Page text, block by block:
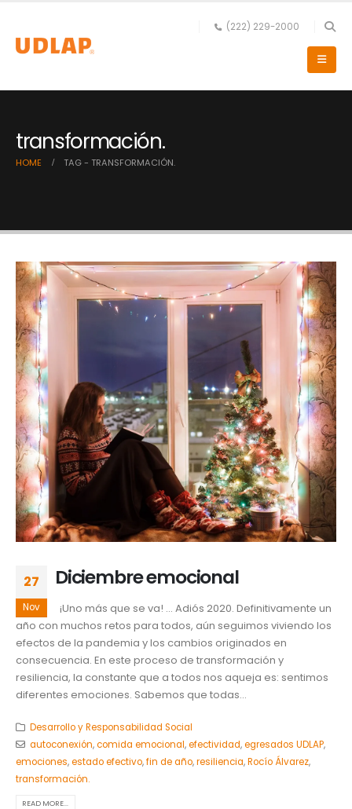
(222) 229-2000
transformación.
HOME TAG - TRANSFORMACIÓN.
27
Nov
Diciembre emocional
¡Uno más que se va! … Adiós 2020. Definitivamente un
año con muchos retos para todos, aún seguimos viviendo los
efectos de la pandemia y los cambios originados en
consecuencia. En este proceso de transformación y
resiliencia, la constante que a todos nos aqueja es: sentimos
diferentes emociones. Sabemos que todas...
Desarrollo y Responsabilidad Social
autoconexión,comida emocional,efectividad,egresados UDLAP,
emociones,estado efectivo,fin de año,resiliencia,Rocío Álvarez,
transformación.
READ MORE...